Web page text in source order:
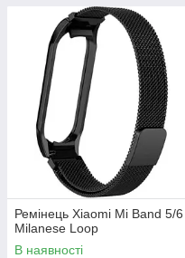
Ремінець Xiaomi Mi Band 5/6
Milanese Loop
В наявності